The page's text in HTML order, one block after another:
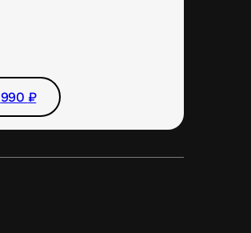
990 ₽